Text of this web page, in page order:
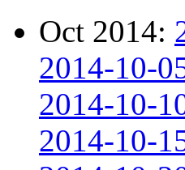
Oct 2014:
2014-10-
2014-10-
2014-10-